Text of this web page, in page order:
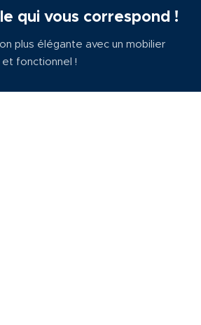
qui vous correspond !
plus élégante avec un mobilier
fonctionnel !